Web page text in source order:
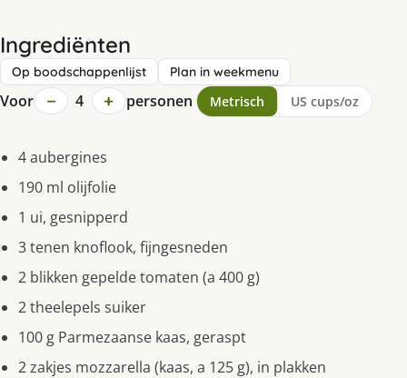
Ingrediënten
Op boodschappenlijst Plan in weekmenu
Voor − 4 + personen Metrisch US cups/oz
4 aubergines
190 ml olijfolie
1 ui, gesnipperd
3 tenen knoflook, fijngesneden
2 blikken gepelde tomaten (a 400 g)
2 theelepels suiker
100 g Parmezaanse kaas, geraspt
2 zakjes mozzarella (kaas, a 125 g), in plakken